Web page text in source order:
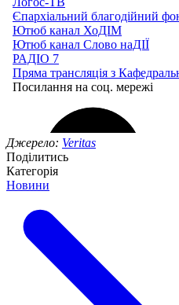
Джерело: Veritas
Поділитись
Категорія
Новини